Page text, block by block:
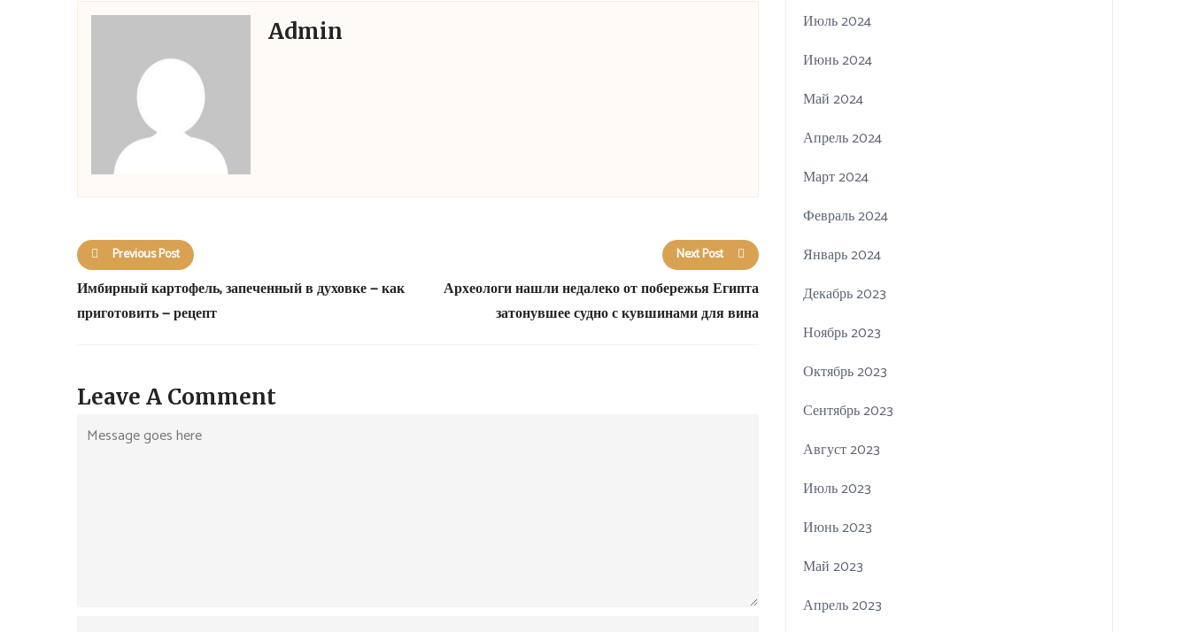
Admin
Previous Post
Имбирный картофель, запеченный в духовке — как
приготовить — рецепт
Next Post
Археологи нашли недалеко от побережья Египта
затонувшее судно с кувшинами для вина
Leave A Comment
Июль 2024
Июнь 2024
Май 2024
Апрель 2024
Март 2024
Февраль 2024
Январь 2024
Декабрь 2023
Ноябрь 2023
Октябрь 2023
Сентябрь 2023
Август 2023
Июль 2023
Июнь 2023
Май 2023
Апрель 2023